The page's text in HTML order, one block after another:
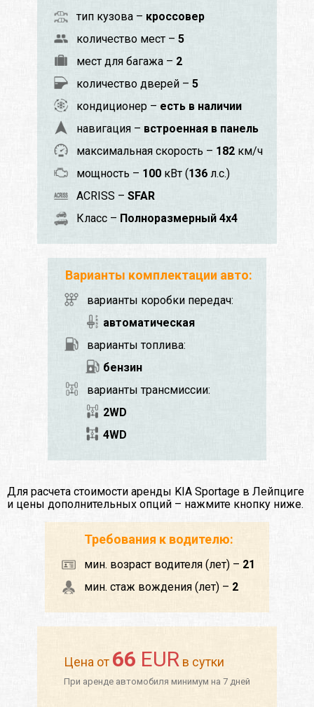
тип кузова – кроссовер
количество мест – 5
мест для багажа – 2
количество дверей – 5
кондиционер – есть в наличии
навигация – встроенная в панель
максимальная скорость – 182 км/ч
мощность – 100 кВт (136 л.с.)
ACRISS – SFAR
Класс – Полноразмерный 4x4
Варианты комплектации авто:
варианты коробки передач:
автоматическая
варианты топлива:
бензин
варианты трансмиссии:
2WD
4WD
Для расчета стоимости аренды KIA Sportage в Лейпциге
и цены дополнительных опций – нажмите кнопку ниже.
Требования к водителю:
мин. возраст водителя (лет) – 21
мин. стаж вождения (лет) – 2
Цена от 66 EUR в сутки
При аренде автомобиля минимум на 7 дней